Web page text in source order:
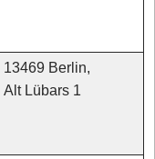
13469 Berlin,
Alt Lübars 1